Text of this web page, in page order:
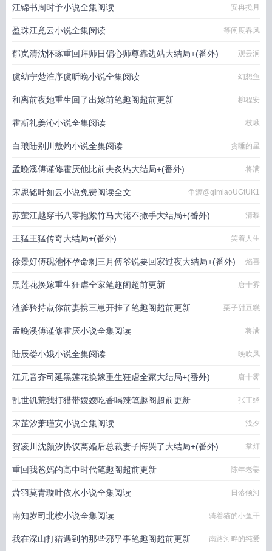
十指炫舞
江锦书周时予小说全集阅读 安冉揽月
盈珠江竟云小说全集阅读 等闲度春风
郁岚清沈怀琢重回拜师日偏心师尊靠边站大结局+(番外) 观云涧
虞幼宁楚淮序虞听晚小说全集阅读 幻想鱼
和离前夜她重生回了出嫁前笔趣阁超前更新 柳程安
霍斯礼姜沁小说全集阅读 枝啾
白琅陆别川敖灼小说全集阅读 贪睡的星
孟晚溪傅谨修霍厌他比前夫炙热大结局+(番外) 将满
宋思铭叶如云小说免费阅读全文 争渡@qimiaoUGtUK1
苏萤江越穿书八零抱紧竹马大佬不撒手大结局+(番外) 清黎
王猛王猛传奇大结局+(番外) 笑着人生
徐景好傅砚池怀孕命剩三月傅爷说要回家过夜大结局+(番外) 焰喜
黑莲花换嫁重生狂虐全家笔趣阁超前更新 唐十雾
渣爹矜持点你前妻携三崽开挂了笔趣阁超前更新 栗子甜豆糕
孟晚溪傅谨修霍厌小说全集阅读 将满
陆辰娄小娥小说全集阅读 晚吹风
江元音齐司延黑莲花换嫁重生狂虐全家大结局+(番外) 唐十雾
乱世饥荒我打猎带嫂嫂吃香喝辣笔趣阁超前更新 张正经
宋芷汐萧瑾安小说全集阅读 浅夕
贺凌川沈颜汐协议离婚后总裁妻子悔哭了大结局+(番外) 掌灯
重回我爸妈的高中时代笔趣阁超前更新 陈年老姜
萧羽莫青璇叶依水小说全集阅读 日落倾河
南知岁司北桉小说全集阅读 骑着猫的小鱼干
我在深山打猎遇到的那些邪乎事笔趣阁超前更新 南路河畔的纯爱